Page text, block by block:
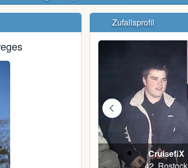
Zufallsprofil
CruisefiX